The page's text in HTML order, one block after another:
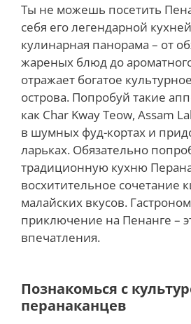
Ты не можешь посетить
себя его легендарной
кулинарная панорама – от
жареных блюд до
отражает богатое
острова. Попробуй такие
как Char Kway Teow, Assam
в шумных фуд-кортах и
ларьках. Обязательно
традиционную кухню
восхитительное сочетание
малайских вкусов.
приключение на Пенанге –
впечатления.
Познакомься с
перанаканцев